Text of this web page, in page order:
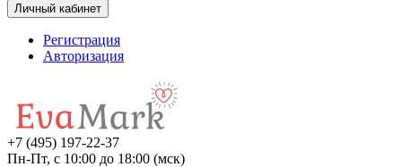
Личный кабинет
Регистрация
Авторизация
+7 (495) 197-22-37
Пн-Пт, с 10:00 до 18:00 (мск)